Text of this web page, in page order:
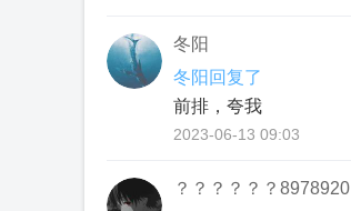
冬阳
冬阳回复了
前排，夸我
2023-06-13 09:03
？？？？？？8978920